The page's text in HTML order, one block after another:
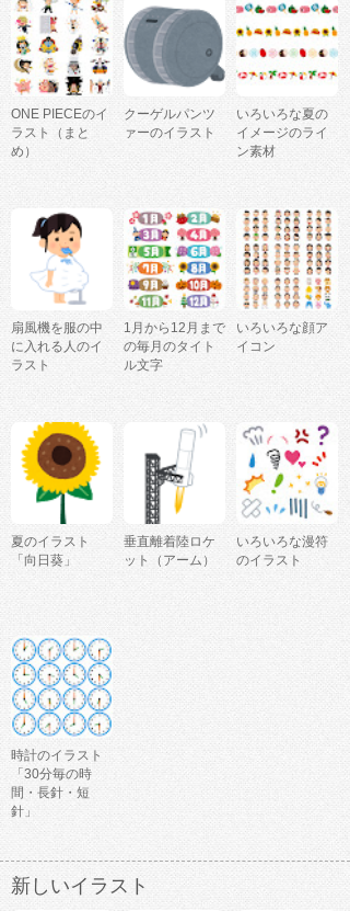
ONE PIECEのイ
ラスト（まと
め）
クーゲルパンツ
ァーのイラスト
いろいろな夏の
イメージのライ
ン素材
扇風機を服の中
に入れる人のイ
ラスト
1月から12月まで
の毎月のタイト
ル文字
いろいろな顔ア
イコン
夏のイラスト
「向日葵」
垂直離着陸ロケ
ット（アーム）
いろいろな漫符
のイラスト
時計のイラスト
「30分毎の時
間・長針・短
針」
新しいイラスト